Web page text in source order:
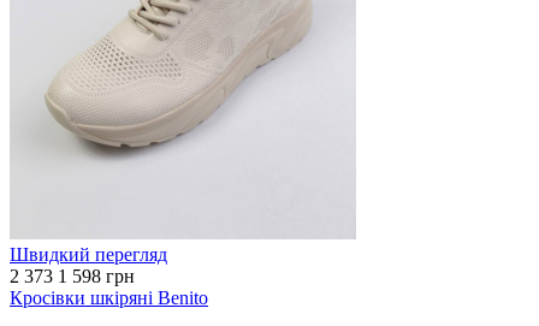
Швидкий перегляд
2 373 1 598 грн
Кросівки шкіряні Benito